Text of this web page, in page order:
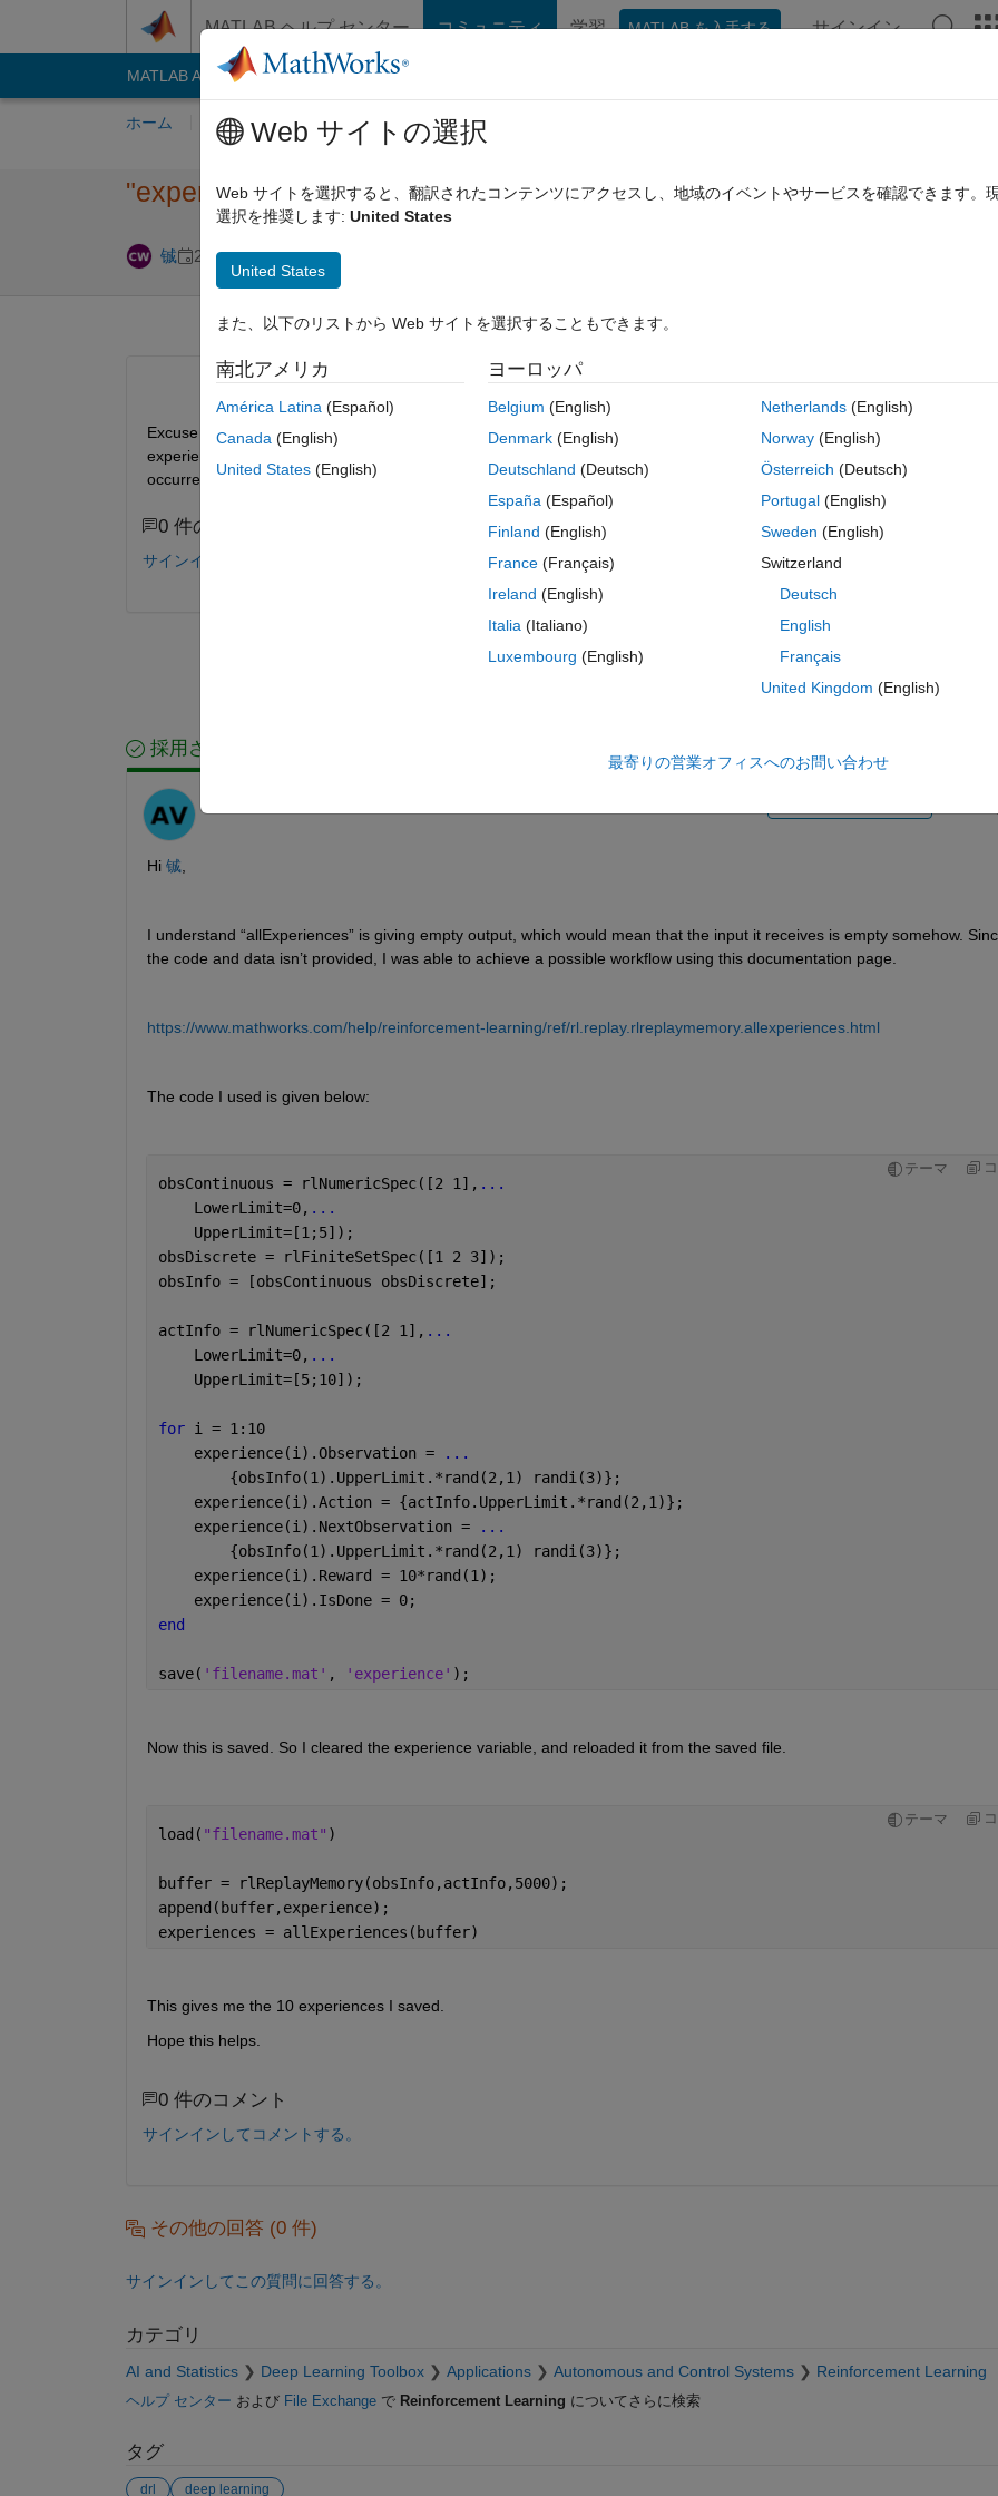
MATLAB ヘルプ センター コミュニティ 学習 MATLAB を入手する サインイン
MATLAB Answers File Exchange
ホーム 質問する 回答 閲覧 MATLAB に関する FAQ
"experienc​es=allExpe​riences (saved.age​nt.Experie​nceBuffer)​"
铖 2025 11 月 24 1 回答
0 投票
Excuse me, when I am using the code "experiences=allExperiences (saved.agent.ExperienceBuffer)", I expect to get all
experiences, but the system output is "experiences=empty 1x0 struct array without fields". May I ask why this situation
occurred.
0 件のコメント
サインインしてコメントする。
サインインしてこの質問に回
サインインしてアクティビティを
採用された回答
Hi 铖,
I understand “allExperiences” is giving empty output, which would mean that the input it receives is empty somehow.
the code and data isn’t provided, I was able to achieve a possible workflow using this documentation page.
https://www.mathworks.com/help/reinforcement-learning/ref/rl.replay.rlreplaymemory.allexperiences.html
The code I used is given below:
テーマ
obsContinuous = rlNumericSpec([2 1], ...
    LowerLimit=0,
...
    UpperLimit=[1;5]);
obsDiscrete = rlFiniteSetSpec([1 2 3]);
obsInfo = [obsContinuous obsDiscrete];
actInfo = rlNumericSpec([2 1], ...
    LowerLimit=0,
...
    UpperLimit=[5;10]);
for i = 1:10
    experience(i).Observation =
...
        {obsInfo(1).UpperLimit.*rand(2,1) randi(3)};
    experience(i).Action = {actInfo.UpperLimit.*rand(2,1)};
    experience(i).NextObservation =
...
        {obsInfo(1).UpperLimit.*rand(2,1) randi(3)};
    experience(i).Reward = 10*rand(1);
    experience(i).IsDone = 0;
end
save( 'filename.mat' , 'experience' );
Now this is saved. So I cleared the experience variable, and reloaded it from the saved file.
テーマ
load( "filename.mat" )
buffer = rlReplayMemory(obsInfo,actInfo,5000);
append(buffer,experience);
experiences = allExperiences(buffer)
This gives me the 10 experiences I saved.
Hope this helps.
0 件のコメント
サインインしてコメントする。
その他の回答 (0 件)
サインインしてこの質問に回答する。
カテゴリ
AI and Statistics Deep Learning Toolbox Applications Autonomous and Control Systems Reinforcement Learning
ヘルプ センター および File Exchangeで Reinforcement Learning についてさらに検索
タグ
drl deep learning
Web サイトの選択
Web サイトを選択すると、翻訳されたコンテンツにアクセスし、地域のイベントやサービスを確認できます。
選択を推奨します: United States
United States
また、以下のリストから Web サイトを選択することもできます。
南北アメリカ
América Latina (Español)
Canada (English)
United States (English)
ヨーロッパ
Belgium (English)
Denmark (English)
Deutschland (Deutsch)
España (Español)
Finland (English)
France (Français)
Ireland (English)
Italia (Italiano)
Luxembourg (English)
Netherlands(English)
Norway(English)
Österreich (Deutsch)
Portugal(English)
Sweden (English)
Switzerland
Deutsch
English
Français
United Kingdom (English)
最寄りの営業オフィスへのお問い合わせ